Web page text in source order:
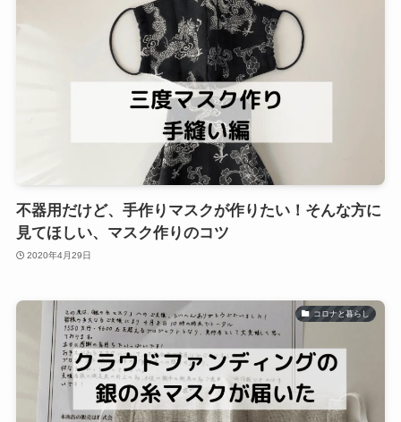
不器用だけど、手作りマスクが作りたい！そんな方に
見てほしい、マスク作りのコツ
2020年4月29日
コロナと暮らし